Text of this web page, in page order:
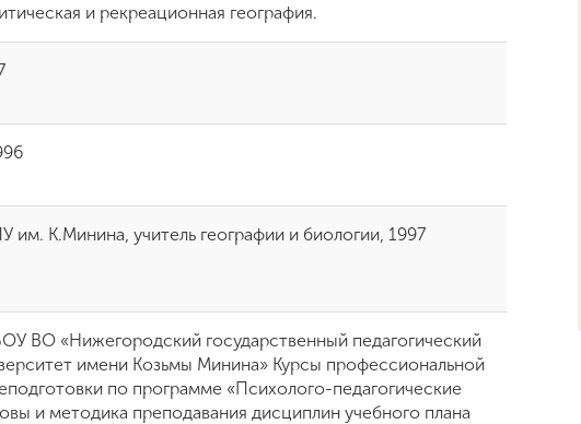
и рекреационная география.
им. К.Минина, учитель географии и биологии, 1997
ВО «Нижегородский государственный педагогический
имени Козьмы Минина» Курсы профессиональной
по программе «Психолого-педагогические
и методика преподавания дисциплин учебного плана